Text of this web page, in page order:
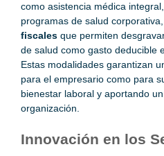
como asistencia médica
programas de salud
fiscales que permiten
de salud como gasto deducible
Estas modalidades garantizan
para el empresario como para
bienestar laboral y aportando
organización.
Innovación en los